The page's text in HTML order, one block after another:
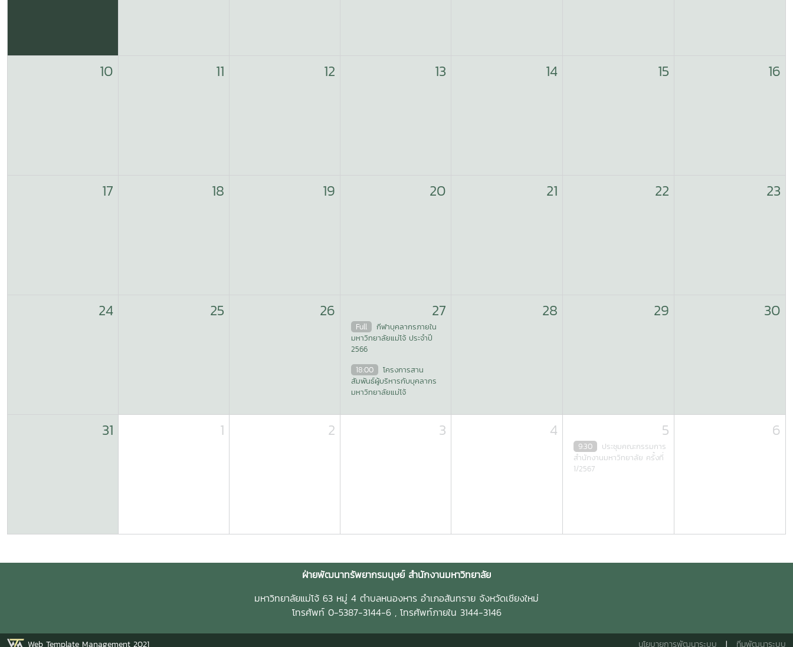
10 11 12 13 14 15 16
17 18 19 20 21 22 23
24 25 26 27
Full
กีฬาบุคลากรภายใน
มหาวิทยาลัยแม่โจ้ ประจำปี
2566
18:00
โครงการสาน
สัมพันธ์ผู้บริหารกับบุคลากร
มหาวิทยาลัยแม่โจ้
28 29 30
31 1 2 3 4 5
9:30
ประชุมคณะกรรมการ
สำนักงานมหาวิทยาลัย ครั้งที่
1/2567
6
ฝ่ายพัฒนาทรัพยากรมนุษย์ สำนักงานมหาวิทยาลัย
มหาวิทยาลัยแม่โจ้ 63 หมู่ 4 ตำบลหนองหาร อำเภอสันทราย จังหวัดเชียงใหม่
โทรศัพท์ 0-5387-3144-6 , โทรศัพท์ภายใน 3144-3146
Web Template Management 2021 นโยบายการพัฒนาระบบ | ทีมพัฒนาระบบ